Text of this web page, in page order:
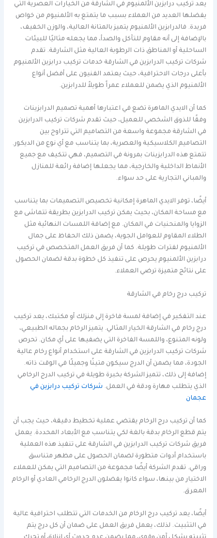
يعد تركيب درابزين الألمنيوم في الشارقة من الخيارات العصرية التي
يفضلها العديد من العملاء بسبب ما يتمتع به الألمنيوم من خواص
فريدة. فالدرابزين الألمنيوم يتميز بالمتانة العالية، والوزن الخفيف،
بالإضافة إلى أنه مقاوم للتآكل والصدأ، مما يجعله مثاليًا للبيئات
الساحلية أو المناطق ذات الرطوبة العالية مثل الشارقة. تقدم
شركات تركيب الدرابزين في الشارقة خدمات تركيب درابزين الألمنيوم
بأعلى درجات الاحترافية، حيث يعتمد الفنيون على أفضل أنواع
الألمنيوم الذي يضمن للعملاء عمراً طويلاً للدرابزين.
كما أن الايدي الماهرة تضع في اعتبارها أهمية تصميم الدرابزينات
وفقًا للذوق الشخصي للعميل، حيث تقدم شركات تركيب الدرابزين
في الشارقة مجموعة واسعة من التصاميم التي تتراوح بين
التصاميم الكلاسيكية والعصرية، بما يتناسب مع أي نوع من الديكور.
تتمتع هذه الدرابزينات بمرونة في التصميم، فهي تتكيف مع جميع
الأنماط الداخلية والخارجية، مما يجعلها إضافة رائعة للمنازل
والمباني التجارية على حد سواء.
أيضًا، توفر الايدي الماهرة إمكانية تخصيص التصميمات بما يتناسب
مع مساحة المكان، بحيث يمكن تركيب الدرابزين بطريقة تتماشى مع
الزوايا والمنحنيات في المكان. مع إضافة اللمسات النهائية مثل
الطلاء المقاوم للعوامل الجوية، يضمن ذلك الحفاظ على جمال
الألمنيوم لفترات طويلة. كما أن فريق العمل المتخصص في تركيب
درابزين الألمنيوم يحرص على تنفيذ كل خطوة بدقة لضمان الحصول
على نتائج متميزة ترضي العملاء.
تركيب درج رخام في الشارقة
عند التفكير في إضافة لمسة فاخرة إلى منزلك أو مكتبك، يعد تركيب
درج رخام في الشارقة الخيار المثالي. يتميز الرخام بجماله الطبيعي،
ولونه المتنوع، واللمسة الفاخرة التي يضفيها على أي مكان. تحرص
شركات تركيب الدرابزين في الشارقة على استخدام أنواع رخام عالية
الجودة، مما يضمن أن الدرج سيكون متينًا وجميلًا في الوقت ذاته.
إضافة إلى ذلك، تتميز الشركة بخبرة طويلة في تركيب الدرج الرخامي
الذي يتطلب مهارة ودقة في العمل. شركات تركيب درابزين في
عجمان
كما أن تركيب درج الرخام يقتضي عملية تخطيط دقيقة، حيث يجب أن
يتم قطع الرخام بدقة بالغة لكي يتناسب مع الأبعاد المحددة. يعمل
فريق شركات تركيب الدرابزين في الشارقة على تنفيذ هذه العملية
باستخدام أدوات متطورة لضمان الحصول على مظهر متناسق
وراقي. تقدم الشركة أيضًا مجموعة من التصاميم التي يمكن للعملاء
الاختيار من بينها، سواء كانوا يفضلون الدرج الرخامي العادي أو الرخام
المعرق.
أيضًا، يعد تركيب درج الرخام من الخدمات التي تتطلب احترافية عالية
في التثبيت. لذلك، يعمل فريق العمل على ضمان أن كل درج يتم